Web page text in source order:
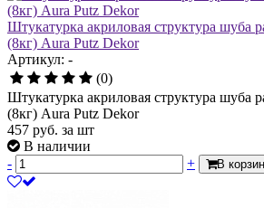
Штукатурка акриловая структура шуба
(8кг) Aura Putz Dekor
Артикул: -
(0)
Штукатурка акриловая структура шуба
(8кг) Aura Putz Dekor
457 руб. за шт
В наличии
-
+ В